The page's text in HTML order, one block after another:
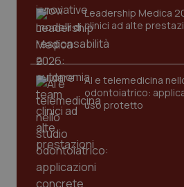
Leadership Medica
clinici ad alte
AI e telemedicina
odontoiatrico:
uso protetto